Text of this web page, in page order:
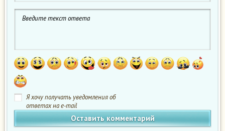
Я хочу получать уведомления об
ответах на e-mail